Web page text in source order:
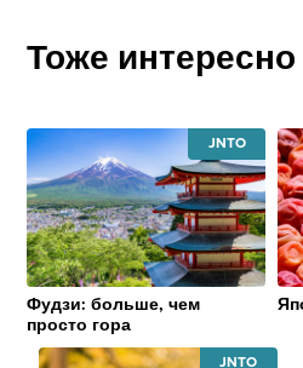
Тоже интересно
Фудзи: больше, чем
просто гора
JAPAN
NATIONAL
TOURISM